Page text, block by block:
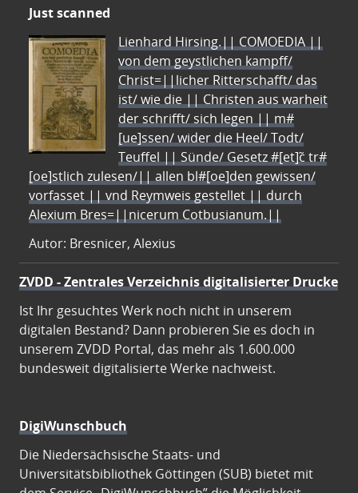
Just scanned
Lienhard Hirsing.|| COMOEDIA ||
von dem geystlichen kampff/
Christ=||licher Ritterschafft/ das
ist/ wie die || Christen aus warheit
der schrifft/ sich legen || m#
[ue]ssen/ wider die Heel/ Todt/
Teuffel || Sünde/ Gesetz #[et]c̃ tr#
[oe]stlich zulesen/|| allen bl#[oe]den gewissen/
vorfasset || vnd Reymweis gestellet || durch
Alexium Bres=||nicerum Cotbusianum.||
Autor: Bresnicer, Alexius
ZVDD - Zentrales Verzeichnis digitalisierter Drucke
Ist Ihr gesuchtes Werk noch nicht in unserem
digitalen Bestand? Dann probieren Sie es doch in
unserem ZVDD Portal, das mehr als 1.600.000
bundesweit digitalisierte Werke nachweist.
DigiWunschbuch
Die Niedersächsische Staats- und
Universitätsbibliothek Göttingen (SUB) bietet mit